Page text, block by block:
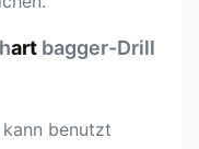
art bagger-Drill
benutzt